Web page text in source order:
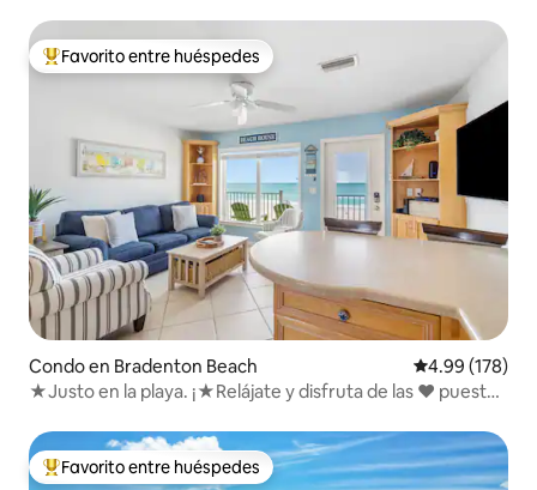
Favorito entre huéspedes preferido
Favorito entre huéspedes
Condo en Bradenton Beach Calificación
4.99 (178)
★Justo en la playa. ¡★Relájate y disfruta de las ♥ puestas
Favorito entre huéspedes preferido
Favorito entre huéspedes